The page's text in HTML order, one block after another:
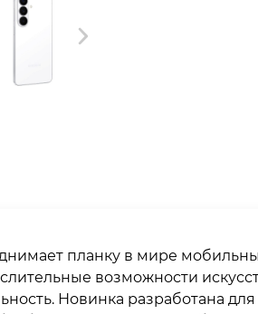
планку в мире
возможности
Новинка разработана для